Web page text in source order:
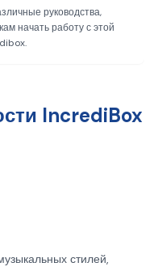
руководства,
начать работу с этой
IncrediBox
стилей,